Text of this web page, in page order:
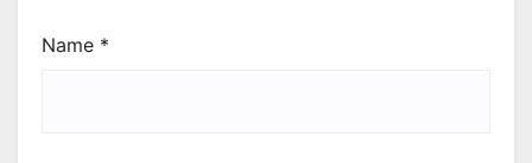
Name *